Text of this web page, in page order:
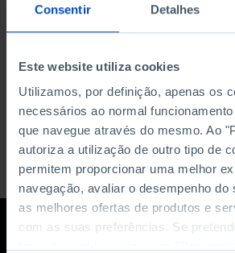
Consentir Detalhes
Este website utiliza cookies
Utilizamos, por definição, apenas os
necessários ao normal
que navegue através do mesmo. Ao
autoriza a utilização de outro tipo de
permitem proporcionar uma melhor
navegação, avaliar o desempenho do
as melhores ofertas de produtos e
com as suas preferências. Se
DATA DE FIM